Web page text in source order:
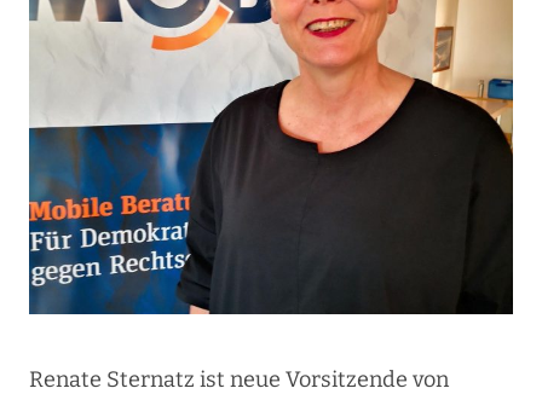
Renate Sternatz ist neue Vorsitzende von